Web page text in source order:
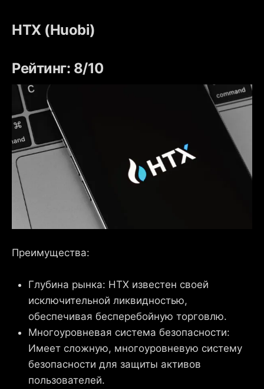
HTX (Huobi)
Рейтинг: 8/10
Преимущества:
Глубина рынка: HTX известен своей
исключительной ликвидностью,
обеспечивая бесперебойную торговлю.
Многоуровневая система безопасности:
Имеет сложную, многоуровневую систему
безопасности для защиты активов
пользователей.